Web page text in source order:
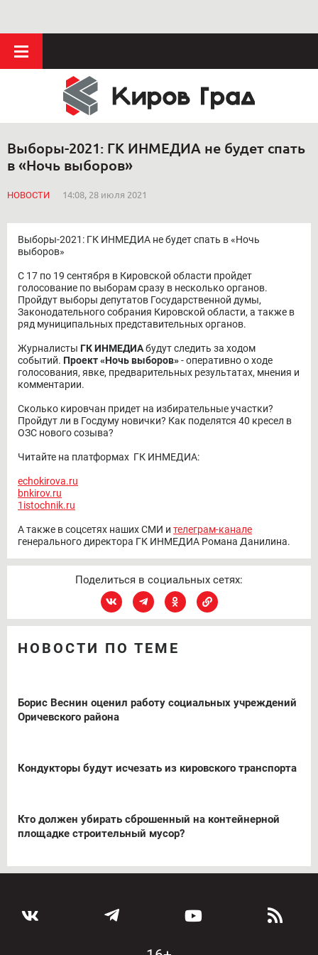
Выборы-2021: ГК ИНМЕДИА не будет спать
в «Ночь выборов»
НОВОСТИ 14:08, 28 июля 2021
Выборы-2021: ГК ИНМЕДИА не будет спать в «Ночь
выборов»
С 17 по 19 сентября в Кировской области пройдет
голосование по выборам сразу в несколько органов.
Пройдут выборы депутатов Государственной думы,
Законодательного собрания Кировской области, а также в
ряд муниципальных представительных органов.
Журналисты ГК ИНМЕДИАбудут следить за ходом
событий. Проект «Ночь выборов»- оперативно о ходе
голосования, явке, предварительных результатах, мнения и
комментарии.
Сколько кировчан придет на избирательные участки?
Пройдут ли в Госдуму новички? Как поделятся 40 кресел в
ОЗС нового созыва?
Читайте на платформах ГК ИНМЕДИА:
echokirova.ru
bnkirov.ru
1istochnik.ru
А также в соцсетях наших СМИ и телеграм-канале
генерального директора ГК ИНМЕДИА Романа Данилина.
Поделиться в социальных сетях:
НОВОСТИ ПО ТЕМЕ
Борис Веснин оценил работу социальных учреждений
Оричевского района
Кондукторы будут исчезать из кировского транспорта
Кто должен убирать сброшенный на контейнерной
площадке строительный мусор?